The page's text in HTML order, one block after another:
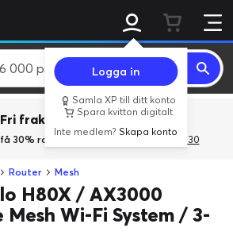
Logga in
Samla XP till ditt konto
Spara kvitton digitalt
Inte medlem?Skapa konto
Fri frakt över 800 kr.
få 30% rabatt med rabattkoden 3Gives30
Router Mesh
H80X / AX3000
Wi-Fi System / 3-